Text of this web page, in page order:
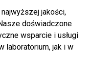
jakości,
doświadczone
wsparcie i usługi
laboratorium, jak i w